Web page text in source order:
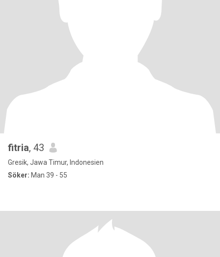
fitria, 43
Gresik, Jawa Timur, Indonesien
Söker: Man 39 - 55